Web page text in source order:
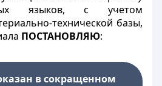
языков, с учетом
технической базы,
ПОСТАНОВЛЯЮ:
в сокращенном